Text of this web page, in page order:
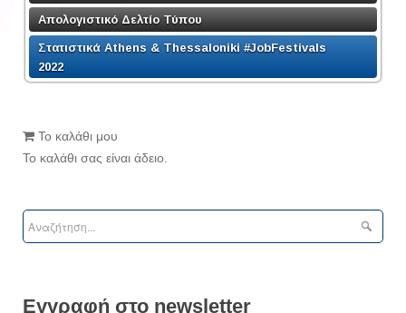
Απολογιστικό Δελτίο Τύπου
Στατιστικά Athens & Thessaloniki #JobFestivals
2022
Το καλάθι μου
Το καλάθι σας είναι άδειο.
Εγγραφή στο newsletter